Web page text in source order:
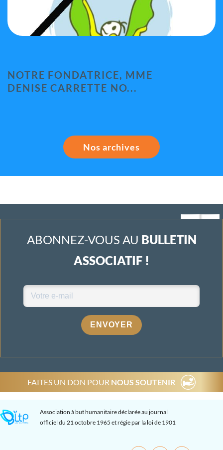
NOTRE FONDATRICE, MME
DENISE CARRETTE NO...
Nos archives
ABONNEZ-VOUS AU BULLETIN
ASSOCIATIF !
ENVOYER
FAITES UN DON POUR NOUS SOUTENIR
Association à but humanitaire déclarée au journal
officiel du 21 octobre 1965 et régie par la loi de 1901